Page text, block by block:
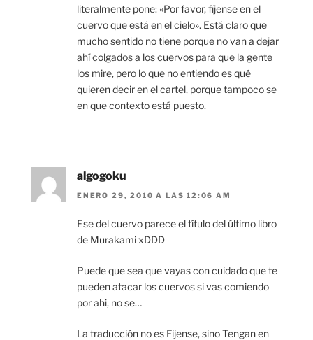
literalmente pone: «Por favor, fíjense en el
cuervo que está en el cielo». Está claro que
mucho sentido no tiene porque no van a dejar
ahí colgados a los cuervos para que la gente
los mire, pero lo que no entiendo es qué
quieren decir en el cartel, porque tampoco se
en que contexto está puesto.
algogoku
ENERO 29, 2010 A LAS 12:06 AM
Ese del cuervo parece el título del último libro
de Murakami xDDD
Puede que sea que vayas con cuidado que te
pueden atacar los cuervos si vas comiendo
por ahi, no se…
La traducción no es Fijense, sino Tengan en